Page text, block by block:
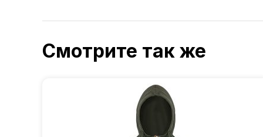
Смотрите так же